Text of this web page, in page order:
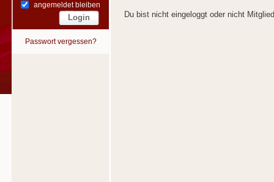
angemeldet bleiben
Passwort vergessen?
Du bist nicht eingeloggt oder nicht